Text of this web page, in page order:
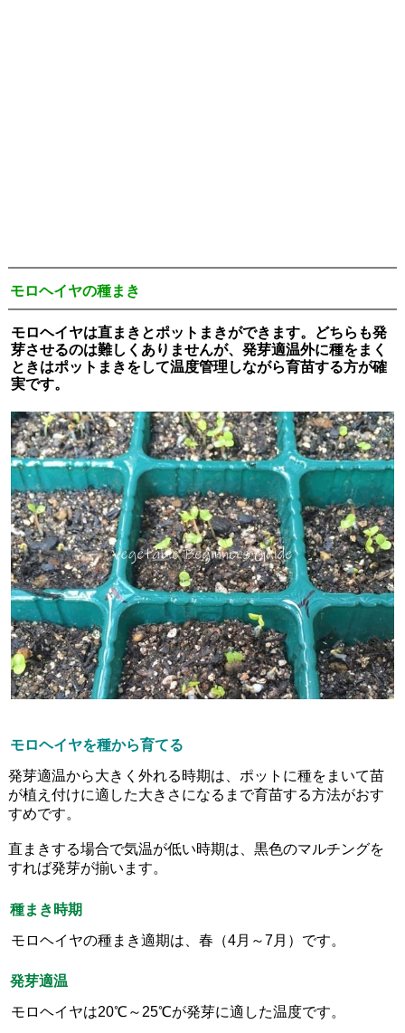
モロヘイヤの種まき
モロヘイヤは直まきとポットまきができます。どちらも発
芽させるのは難しくありませんが、発芽適温外に種をまく
ときはポットまきをして温度管理しながら育苗する方が確
実です。
モロヘイヤを種から育てる
発芽適温から大きく外れる時期は、ポットに種をまいて苗
が植え付けに適した大きさになるまで育苗する方法がおす
すめです。
直まきする場合で気温が低い時期は、黒色のマルチングを
すれば発芽が揃います。
種まき時期
モロヘイヤの種まき適期は、春（4月～7月）です。
発芽適温
モロヘイヤは20℃～25℃が発芽に適した温度です。